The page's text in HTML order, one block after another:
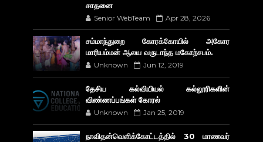
சாதனை
Senior WebTeam Apr 28, 2026
சம்மாந்துறை கோரக்கோயில் அகோர​
மாரியம்மன் ஆலய வருடாந்த மகோற்சபம்.
Unknown Jun 12, 2019
தேசிய கல்வியியல் கல்லூரிகளின்
விண்ணப்பங்கள் கோரல்
Unknown Jan 25, 2019
நாவிதன்வெளிக்கோட்டத்தில் 30 மாணவர்